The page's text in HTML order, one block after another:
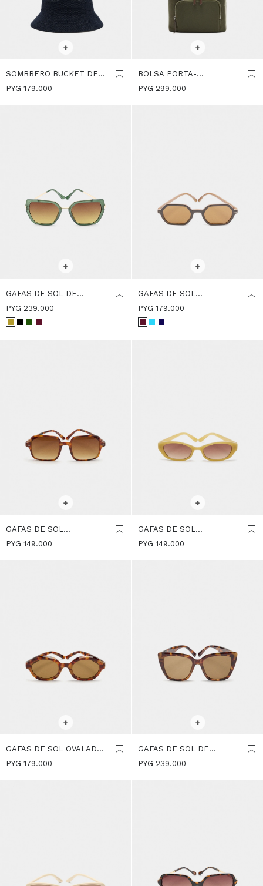
+
SOMBRERO BUCKET DE
PUNTO - AZUL-MARINO
PYG 179.000
+
BOLSA PORTA-
ALIMENTOS DE NYLON -
PYG 299.000
+
GAFAS DE SOL DE
MARIPOSA - CAQUI
PYG 239.000
+
GAFAS DE SOL
HEXAGONALES - MARRON
PYG 179.000
+
GAFAS DE SOL
CUADRADAS - MARRON
PYG 149.000
+
GAFAS DE SOL
ALARGADAS - CAQUI
PYG 149.000
+
GAFAS DE SOL OVALADAS
- MARRON
PYG 179.000
+
GAFAS DE SOL DE
MARIPOSA - MARRON
PYG 239.000